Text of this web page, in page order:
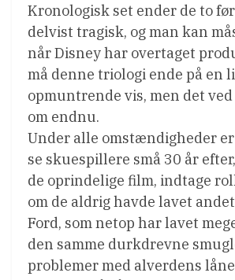
Kronologisk set ender de to
delvist tragisk, og man kan
når Disney har overtaget
må denne triologi ende på en
opmuntrende vis, men det
om endnu.
Under alle omstændigheder
se skuespillere små 30 år
de oprindelige film, indtage
om de aldrig havde lavet
Ford, som netop har lavet
den samme durkdrevne
problemer med alverdens